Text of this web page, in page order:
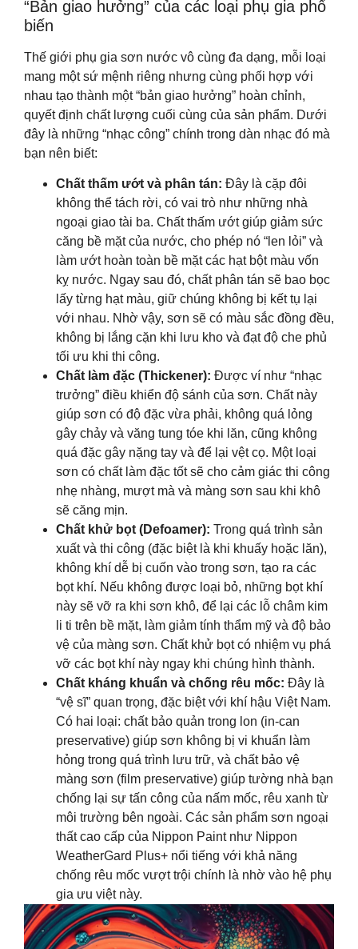
“Bản giao hưởng” của các loại phụ gia phổ
biến
Thế giới phụ gia sơn nước vô cùng đa dạng, mỗi loại
mang một sứ mệnh riêng nhưng cùng phối hợp với
nhau tạo thành một “bản giao hưởng” hoàn chỉnh,
quyết định chất lượng cuối cùng của sản phẩm. Dưới
đây là những “nhạc công” chính trong dàn nhạc đó mà
bạn nên biết:
Chất thấm ướt và phân tán: Đây là cặp đôi
không thể tách rời, có vai trò như những nhà
ngoại giao tài ba. Chất thấm ướt giúp giảm sức
căng bề mặt của nước, cho phép nó “len lỏi” và
làm ướt hoàn toàn bề mặt các hạt bột màu vốn
kỵ nước. Ngay sau đó, chất phân tán sẽ bao bọc
lấy từng hạt màu, giữ chúng không bị kết tụ lại
với nhau. Nhờ vậy, sơn sẽ có màu sắc đồng đều,
không bị lắng cặn khi lưu kho và đạt độ che phủ
tối ưu khi thi công.
Chất làm đặc (Thickener): Được ví như “nhạc
trưởng” điều khiển độ sánh của sơn. Chất này
giúp sơn có độ đặc vừa phải, không quá lỏng
gây chảy và văng tung tóe khi lăn, cũng không
quá đặc gây nặng tay và để lại vệt cọ. Một loại
sơn có chất làm đặc tốt sẽ cho cảm giác thi công
nhẹ nhàng, mượt mà và màng sơn sau khi khô
sẽ căng mịn.
Chất khử bọt (Defoamer): Trong quá trình sản
xuất và thi công (đặc biệt là khi khuấy hoặc lăn),
không khí dễ bị cuốn vào trong sơn, tạo ra các
bọt khí. Nếu không được loại bỏ, những bọt khí
này sẽ vỡ ra khi sơn khô, để lại các lỗ châm kim
li ti trên bề mặt, làm giảm tính thẩm mỹ và độ bảo
vệ của màng sơn. Chất khử bọt có nhiệm vụ phá
vỡ các bọt khí này ngay khi chúng hình thành.
Chất kháng khuẩn và chống rêu mốc: Đây là
“vệ sĩ” quan trọng, đặc biệt với khí hậu Việt Nam.
Có hai loại: chất bảo quản trong lon (in-can
preservative) giúp sơn không bị vi khuẩn làm
hỏng trong quá trình lưu trữ, và chất bảo vệ
màng sơn (film preservative) giúp tường nhà bạn
chống lại sự tấn công của nấm mốc, rêu xanh từ
môi trường bên ngoài. Các sản phẩm sơn ngoại
thất cao cấp của Nippon Paint như Nippon
WeatherGard Plus+ nổi tiếng với khả năng
chống rêu mốc vượt trội chính là nhờ vào hệ phụ
gia ưu việt này.